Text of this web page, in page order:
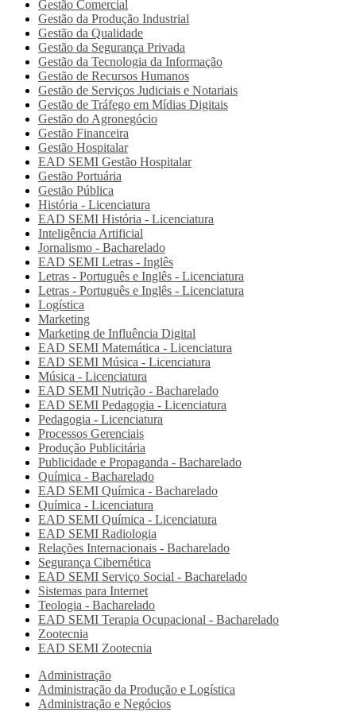
Gestão Comercial
Gestão da Produção Industrial
Gestão da Qualidade
Gestão da Segurança Privada
Gestão da Tecnologia da Informação
Gestão de Recursos Humanos
Gestão de Serviços Judiciais e Notariais
Gestão de Tráfego em Mídias Digitais
Gestão do Agronegócio
Gestão Financeira
Gestão Hospitalar
EAD SEMI Gestão Hospitalar
Gestão Portuária
Gestão Pública
História - Licenciatura
EAD SEMI História - Licenciatura
Inteligência Artificial
Jornalismo - Bacharelado
EAD SEMI Letras - Inglês
Letras - Português e Inglês - Licenciatura
Letras - Português e Inglês - Licenciatura
Logística
Marketing
Marketing de Influência Digital
EAD SEMI Matemática - Licenciatura
EAD SEMI Música - Licenciatura
Música - Licenciatura
EAD SEMI Nutrição - Bacharelado
EAD SEMI Pedagogia - Licenciatura
Pedagogia - Licenciatura
Processos Gerenciais
Produção Publicitária
Publicidade e Propaganda - Bacharelado
Química - Bacharelado
EAD SEMI Química - Bacharelado
Química - Licenciatura
EAD SEMI Química - Licenciatura
EAD SEMI Radiologia
Relações Internacionais - Bacharelado
Segurança Cibernética
EAD SEMI Serviço Social - Bacharelado
Sistemas para Internet
Teologia - Bacharelado
EAD SEMI Terapia Ocupacional - Bacharelado
Zootecnia
EAD SEMI Zootecnia
Administração
Administração da Produção e Logística
Administração e Negócios